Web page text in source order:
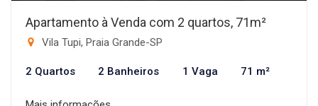
Apartamento à Venda com 2 quartos, 71m²
Vila Tupi, Praia Grande-SP
2 Quartos 2 Banheiros 1 Vaga 71 m²